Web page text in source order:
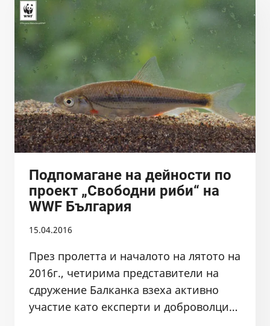
Подпомагане на дейности по
проект „Свободни риби“ на
WWF България
15.04.2016
През пролетта и началото на лятото на
2016г., четирима представители на
сдружение Балканка взеха активно
участие като експерти и доброволци…